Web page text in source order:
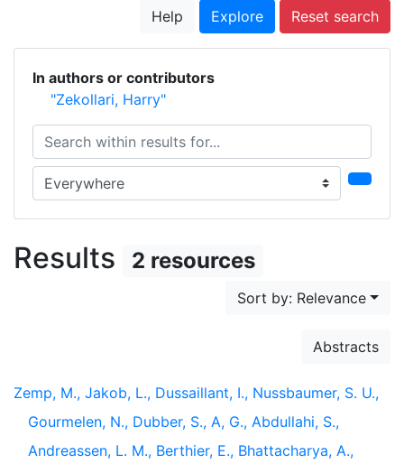
Help Explore Reset search
In authors or contributors
"Zekollari, Harry"
Search within results for...
Search in...
Results 2 resources
Sort by: Relevance
Abstracts
Zemp, M., Jakob, L., Dussaillant, I., Nussbaumer, S. U.,
Gourmelen, N., Dubber, S., A, G., Abdullahi, S.,
Andreassen, L. M., Berthier, E., Bhattacharya, A.,